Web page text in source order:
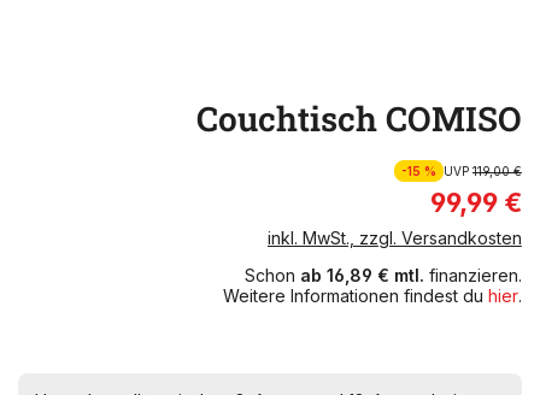
Couchtisch COMISO
-15 % UVP119,00 €
99,99 €
inkl. MwSt., zzgl. Versandkosten
Schon ab 16,89 € mtl. finanzieren.
Weitere Informationen findest du hier.